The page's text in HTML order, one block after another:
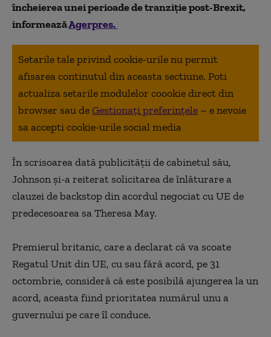
încheierea unei perioade de tranziţie post-Brexit,
informeazăAgerpres.
Setarile tale privind cookie-urile nu permit
afisarea continutul din aceasta sectiune. Poti
actualiza setarile modulelor coookie direct din
browser sau deGestionați preferințele – e nevoie
sa accepti cookie-urile social media
În scrisoarea dată publicităţii de cabinetul său,
Johnson şi-a reiterat solicitarea de înlăturare a
clauzei de backstop din acordul negociat cu UE de
predecesoarea sa Theresa May.
Premierul britanic, care a declarat că va scoate
Regatul Unit din UE, cu sau fără acord, pe 31
octombrie, consideră că este posibilă ajungerea la un
acord, aceasta fiind prioritatea numărul unu a
guvernului pe care îl conduce.